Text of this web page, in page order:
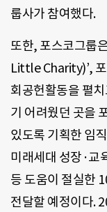
룹사가 참여했다.
또한, 포스코그룹
Little Charity)’,
회공헌활동을 펼
기 어려웠던 곳을
있도록 기획한 임
미래세대 성장·교
등 도움이 절실한
전달할 예정이다.